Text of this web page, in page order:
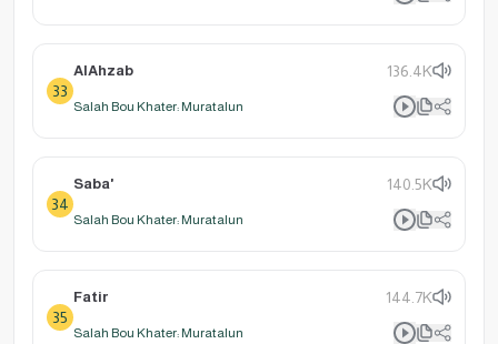
33
AlAhzab 136.4K
Salah Bou Khater: Muratalun
34
Saba' 140.5K
Salah Bou Khater: Muratalun
35
Fatir 144.7K
Salah Bou Khater: Muratalun